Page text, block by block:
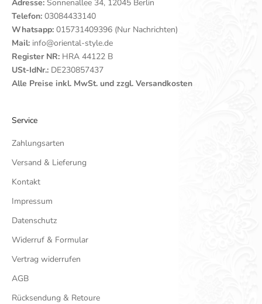
Adresse: Sonnenallee 34, 12045 Berlin
Telefon: 03084433140
Whatsapp: 015731409396 (Nur Nachrichten)
Mail: info@oriental-style.de
Register NR: HRA 44122 B
USt-IdNr.: DE230857437
Alle Preise inkl. MwSt. und zzgl. Versandkosten
Service
Zahlungsarten
Versand & Lieferung
Kontakt
Impressum
Datenschutz
Widerruf & Formular
Vertrag widerrufen
AGB
Rücksendung & Retoure